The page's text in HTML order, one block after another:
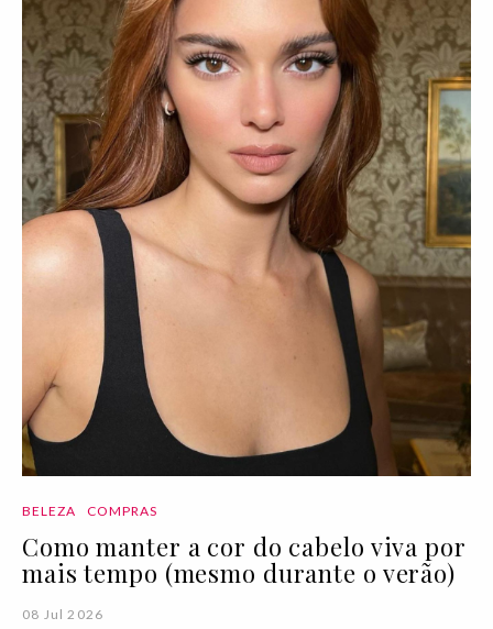
BELEZA COMPRAS
Como manter a cor do cabelo viva por
mais tempo (mesmo durante o verão)
08 Jul 2026